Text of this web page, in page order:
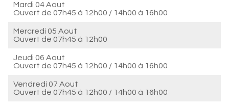
Mardi 04 Aout
Ouvert de 07h45 à 12h00 / 14h00 à 16h00
Mercredi 05 Aout
Ouvert de 07h45 à 12h00
Jeudi 06 Aout
Ouvert de 07h45 à 12h00 / 14h00 à 16h00
Vendredi 07 Aout
Ouvert de 07h45 à 12h00 / 14h00 à 16h00